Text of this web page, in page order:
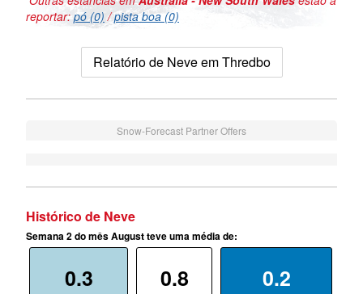
reportar: pó (0) /pista boa (0)
Relatório de Neve em Thredbo
Snow-Forecast Partner Offers
Histórico de Neve
Semana 2 do mês August teve uma média de:
0.3 0.8 0.2